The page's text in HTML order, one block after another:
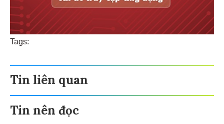
Tags:
Tin liên quan
Tin nên đọc